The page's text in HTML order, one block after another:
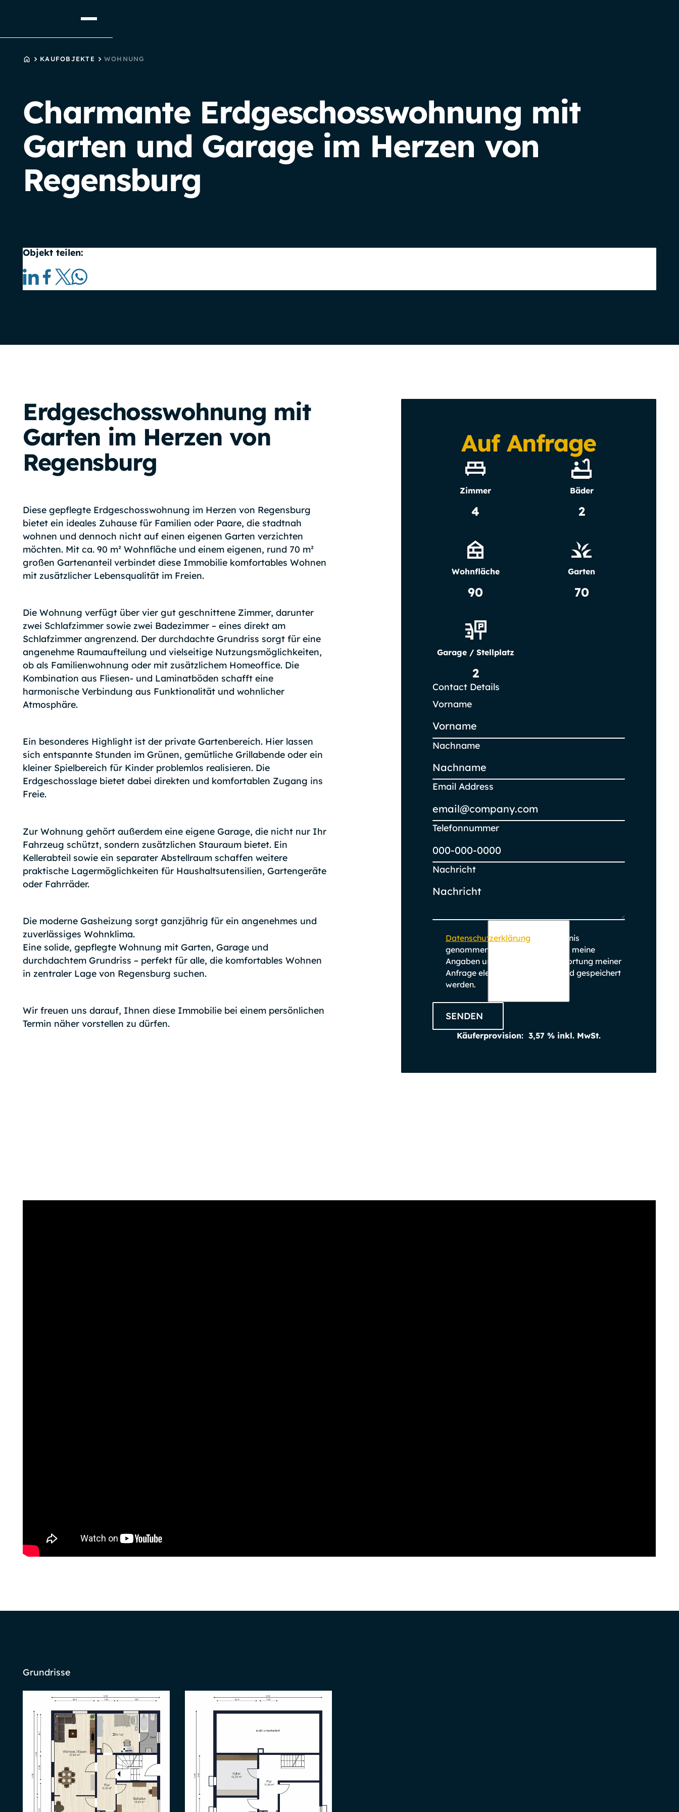
STARTSEITE
KAUFOBJEKTE WOHNUNG
Charmante Erdgeschosswohnung mit
Garten und Garage im Herzen von
Regensburg
Objekt teilen:
Erdgeschosswohnung mit
Garten im Herzen von
Regensburg
Diese gepflegte Erdgeschosswohnung im Herzen von Regensburg
bietet ein ideales Zuhause für Familien oder Paare, die stadtnah
wohnen und dennoch nicht auf einen eigenen Garten verzichten
möchten. Mit ca. 90 m² Wohnfläche und einem eigenen, rund 70 m²
großen Gartenanteil verbindet diese Immobilie komfortables Wohnen
mit zusätzlicher Lebensqualität im Freien.
Die Wohnung verfügt über vier gut geschnittene Zimmer, darunter
zwei Schlafzimmer sowie zwei Badezimmer – eines direkt am
Schlafzimmer angrenzend. Der durchdachte Grundriss sorgt für eine
angenehme Raumaufteilung und vielseitige Nutzungsmöglichkeiten,
ob als Familienwohnung oder mit zusätzlichem Homeoffice. Die
Kombination aus Fliesen- und Laminatböden schafft eine
harmonische Verbindung aus Funktionalität und wohnlicher
Atmosphäre.
Ein besonderes Highlight ist der private Gartenbereich. Hier lassen
sich entspannte Stunden im Grünen, gemütliche Grillabende oder ein
kleiner Spielbereich für Kinder problemlos realisieren. Die
Erdgeschosslage bietet dabei direkten und komfortablen Zugang ins
Freie.
Zur Wohnung gehört außerdem eine eigene Garage, die nicht nur Ihr
Fahrzeug schützt, sondern zusätzlichen Stauraum bietet. Ein
Kellerabteil sowie ein separater Abstellraum schaffen weitere
praktische Lagermöglichkeiten für Haushaltsutensilien, Gartengeräte
oder Fahrräder.
Die moderne Gasheizung sorgt ganzjährig für ein angenehmes und
zuverlässiges Wohnklima.
Eine solide, gepflegte Wohnung mit Garten, Garage und
durchdachtem Grundriss – perfekt für alle, die komfortables Wohnen
in zentraler Lage von Regensburg suchen.
Wir freuen uns darauf, Ihnen diese Immobilie bei einem persönlichen
Termin näher vorstellen zu dürfen.
Auf Anfrage
Zimmer
4
Bäder
2
Wohnfläche
90
Garten
70
Garage / Stellplatz
2
Contact Details
Vorname
Nachname
Email Address
Telefonnummer
Nachricht
Datenschutzerklärungzur Kenntnis
genommen. Ich stimme zu, dass meine
Angaben und Daten zur Beantwortung meiner
Anfrage elektronisch erhoben und gespeichert
werden.
SENDEN
Käufer­provision: 3,57 % inkl. MwSt.
Grundrisse